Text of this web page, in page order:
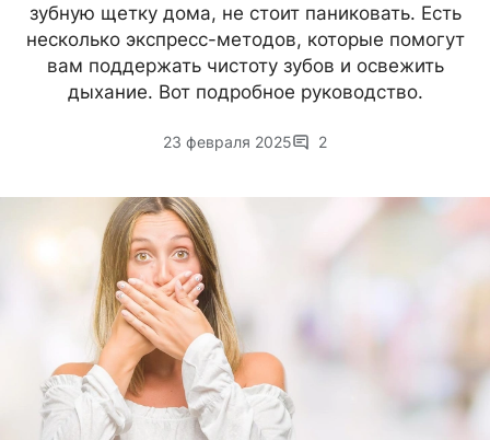
зубную щетку дома, не стоит паниковать. Есть
несколько экспресс-методов, которые помогут
вам поддержать чистоту зубов и освежить
дыхание. Вот подробное руководство.
23 февраля 2025 2